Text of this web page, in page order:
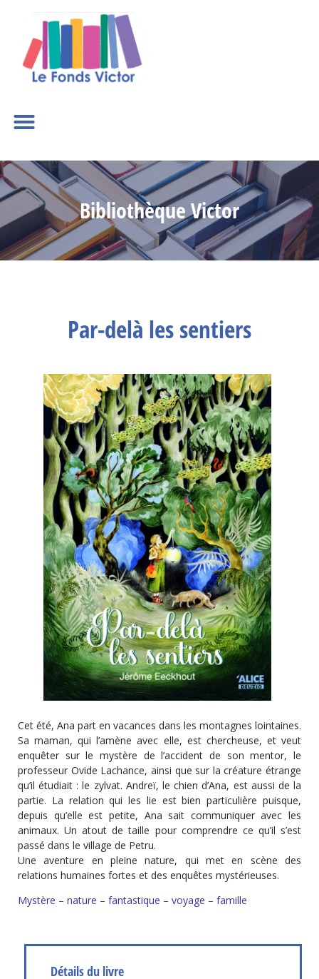
Bibliothèque Victor
Par-delà les sentiers
Cet été, Ana part en vacances dans les montagnes lointaines.
Sa maman, qui l’amène avec elle, est chercheuse, et veut
enquêter sur le mystère de l’accident de son mentor, le
professeur Ovide Lachance, ainsi que sur la créature étrange
qu’il étudiait : le zylvat. Andreï, le chien d’Ana, est aussi de la
partie. La relation qui les lie est bien particulière puisque,
depuis qu’elle est petite, Ana sait communiquer avec les
animaux. Un atout de taille pour comprendre ce qu’il s’est
passé dans le village de Petru.
Une aventure en pleine nature, qui met en scène des
relations humaines fortes et des enquêtes mystérieuses.
Mystère – nature – fantastique – voyage – famille
Détails du livre